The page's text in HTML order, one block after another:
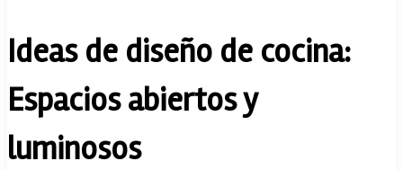
Ideas de diseño de cocina:
Espacios abiertos y
luminosos